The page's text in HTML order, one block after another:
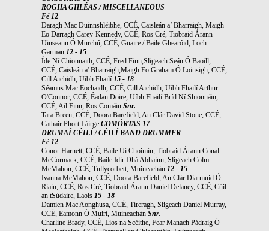
ROGHA GHLÉAS / MISCELLANEOUS
Fé 12
Daragh Mac Duinnshléibhe, CCÉ, Caisleán a’ Bharraigh, Maigh
Eo Darragh Carey-Kennedy, CCÉ, Ros Cré, Tiobraid Árann
Uinseann Ó Murchú, CCÉ, Guaire / Baile Ghearóid, Loch
Garman 12 - 15
Íde Ní Chionnaith, CCÉ, Fred Finn,Sligeach Seán Ó Baoill,
CCÉ, Caisleán a' Bharraigh,Maigh Eo Graham Ó Loinsigh, CCÉ,
Cill Aichidh, Uíbh Fhailí 15 - 18
Séamus Mac Eochaidh, CCÉ, Cill Aichidh, Uíbh Fhailí Arthur
O'Connor, CCÉ, Éadan Doire, Uíbh Fhailí Bríd Ní Shionnáin,
CCÉ, Ail Finn, Ros Comáin Snr.
Tara Breen, CCÉ, Doora Barefield, An Clár David Stone, CCÉ,
Cathair Phort Láirge COMÓRTAS 17
DRUMAÍ CÉILÍ / CÉILÍ BAND DRUMMER
Fé 12
Conor Harnett, CCÉ, Baile Uí Choimín, Tiobraid Árann Conal
McCormack, CCÉ, Baile Idir Dhá Abhainn, Sligeach Colm
McMahon, CCÉ, Tullycorbett, Muineachán 12 - 15
Ivanna McMahon, CCÉ, Doora Barefield, An Clár Diarmuid Ó
Riain, CCÉ, Ros Cré, Tiobraid Árann Daniel Delaney, CCÉ, Cúil
an tSúdaire, Laois 15 - 18
Damien Mac Aonghusa, CCÉ, Tíreragh, Sligeach Daniel Murray,
CCÉ, Eamonn Ó Muirí, Muineachán Snr.
Charline Brady, CCÉ, Lios na Scéithe, Fear Manach Pádraig Ó